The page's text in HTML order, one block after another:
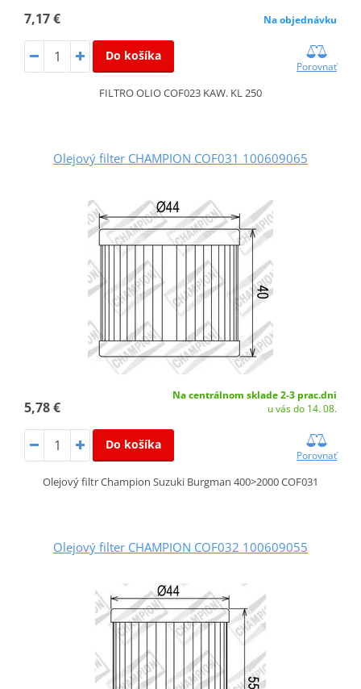
7,17 € Na objednávku
Do košíka
Porovnať
FILTRO OLIO COF023 KAW. KL 250
Olejový filter CHAMPION COF031 100609065
5,78 €
Na centrálnom sklade 2-3 prac.dni
u vás do 14. 08.
Do košíka
Porovnať
Olejový filtr Champion Suzuki Burgman 400>2000 COF031
Olejový filter CHAMPION COF032 100609055